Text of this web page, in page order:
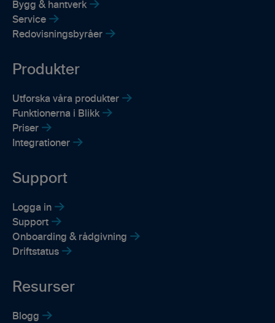
Bygg & hantverk
Service
Redovisningsbyråer
Produkter
Utforska våra produkter
Funktionerna i Blikk
Priser
Integrationer
Support
Logga in
Support
Onboarding & rådgivning
Driftstatus
Resurser
Blogg